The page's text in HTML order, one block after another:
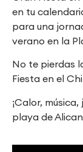
en tu
para una
verano en la
No te pierdas
Fiesta en el
¡Calor,
playa de